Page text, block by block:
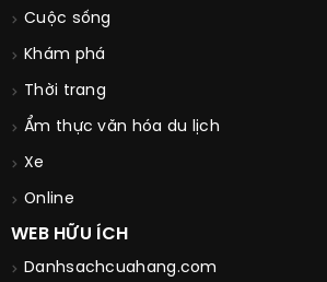
Cuộc sống
Khám phá
Thời trang
Ẩm thực văn hóa du lịch
Xe
Online
WEB HỮU ÍCH
Danhsachcuahang.com